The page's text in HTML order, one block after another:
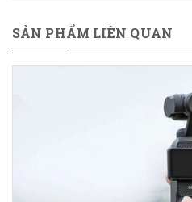
SẢN PHẨM LIÊN QUAN